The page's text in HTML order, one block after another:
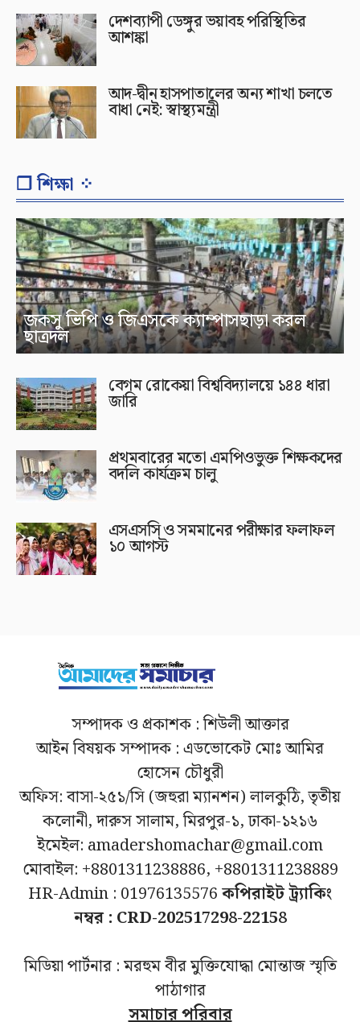
দেশব্যাপী ডেঙ্গুর ভয়াবহ পরিস্থিতির
আশঙ্কা
আদ-দ্বীন হাসপাতালের অন্য শাখা চলতে
বাধা নেই: স্বাস্থ্যমন্ত্রী
❐ শিক্ষা ⁘
জকসু ভিপি ও জিএসকে ক্যাম্পাসছাড়া করল
ছাত্রদল
বেগম রোকেয়া বিশ্ববিদ্যালয়ে ১৪৪ ধারা
জারি
প্রথমবারের মতো এমপিওভুক্ত শিক্ষকদের
বদলি কার্যক্রম চালু
এসএসসি ও সমমানের পরীক্ষার ফলাফল
১০ আগস্ট
সম্পাদক ও প্রকাশক : শিউলী আক্তার
আইন বিষয়ক সম্পাদক : এডভোকেট মোঃ আমির
হোসেন চৌধুরী
অফিস: বাসা-২৫১/সি (জহুরা ম্যানশন) লালকুঠি, তৃতীয়
কলোনী, দারুস সালাম, মিরপুর-১, ঢাকা-১২১৬
ইমেইল: amadershomachar@gmail.com
মোবাইল: +8801311238886, +8801311238889
HR-Admin : 01976135576কপিরাইট ট্র্যাকিং
নম্বর : CRD-202517298-22158
মিডিয়া পার্টনার : মরহুম বীর মুক্তিযোদ্ধা মোন্তাজ স্মৃতি
পাঠাগার
সমাচার পরিবার